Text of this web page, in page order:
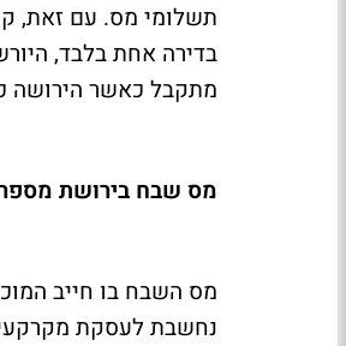
תשלומי מס. עם זאת,
בדירה אחת בלבד,
מתקבל כאשר הירושה
מס שבח בירושת מספר
מס השבח בו חייב
נחשבת לעסקת